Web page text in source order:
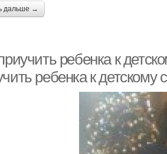
дальше →
ребенка к
ребенка к детскому